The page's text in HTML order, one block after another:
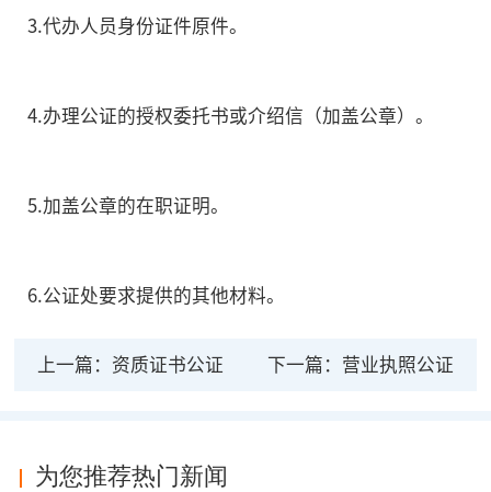
3.代办人员身份证件原件。
4.办理公证的授权委托书或介绍信（加盖公章）。
5.加盖公章的在职证明。
6.公证处要求提供的其他材料。
上一篇： 资质证书公证 下一篇： 营业执照公证
为您推荐热门新闻